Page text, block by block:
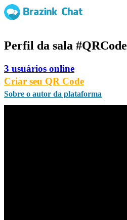
Perfil da sala #QRCode
3 usuários online
Criar seu QR Code
Sobre o autor da plataforma